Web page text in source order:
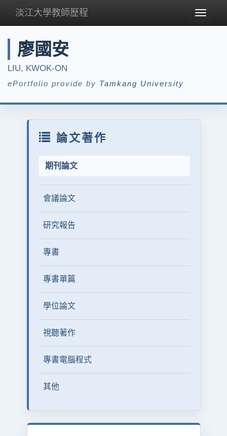
Toggle
淡江大學教師歷程
廖國安
LIU, KWOK-ON
ePortfolio provide by Tamkang University
論文著作
期刊論文
會議論文
研究報告
專書
專書單篇
學位論文
視聽著作
專書電腦程式
其他